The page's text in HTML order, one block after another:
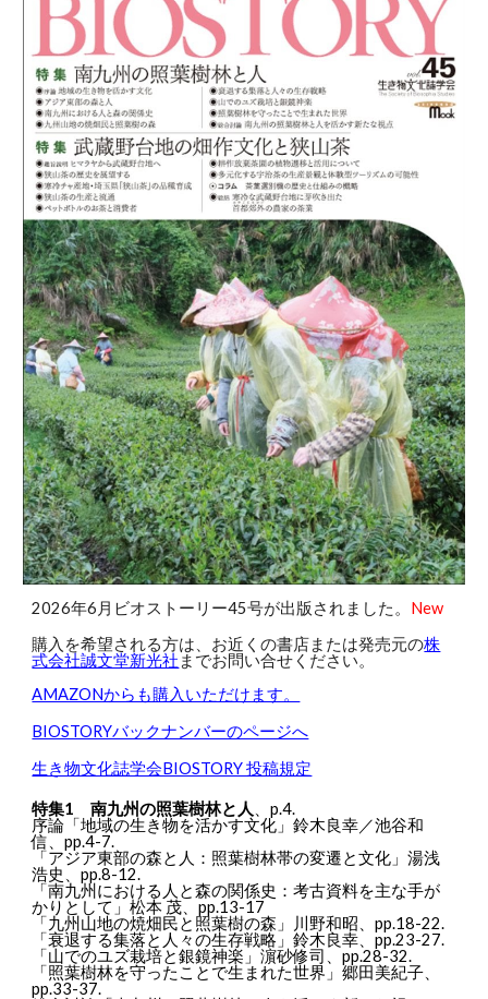
2026年6 月 ビオストーリー45号が出版されました。 New
購入を希望される方は、お近くの書店または発売元の株
式会社誠文堂新光社 までお問い合せください。
AMAZONからも購入いただけます。
BIOSTORYバックナンバーのページへ
生き物文化誌学会BIOSTORY 投稿規定
特集1 南九州の照葉樹林と人
、p.4.
序論「地域の生き物を活かす文化」鈴木良幸／池谷和
信、pp.4-7.
「アジア東部の森と人：照葉樹林帯の変遷と文化」湯浅
浩史、pp.8-12.
「南九州における人と森の関係史：考古資料を主な手が
かりとして」松本 茂、pp.13-17
「九州山地の焼畑民と照葉樹の森」川野和昭、pp.18-22.
「衰退する集落と人々の生存戦略」鈴木良幸、pp.23-27.
「山でのユズ栽培と銀鏡神楽」濵砂修司、pp.28-32.
「照葉樹林を守ったことで生まれた世界」郷田美紀子、
pp.33-37.